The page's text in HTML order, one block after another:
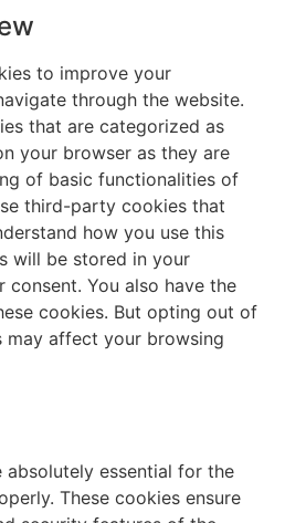
to improve your
through the website.
that are categorized as
your browser as they are
of basic functionalities of
third-party cookies that
how you use this
will be stored in your
You also have the
cookies. But opting out of
may affect your browsing
absolutely essential for the
These cookies ensure